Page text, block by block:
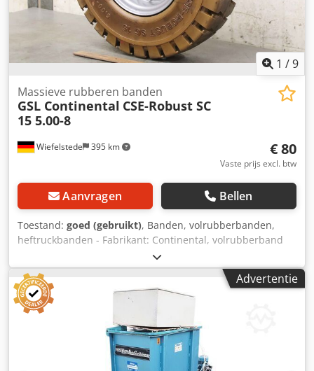
1 /9
Wiefelstede 395 km
Massieve rubberen banden
GSL Continental CSE-Robust SC
15 5.00-8
€ 80
Vaste prijs excl. btw
Aanvragen Bellen
Toestand: goed (gebruikt), Banden, volrubberbanden,
heftruckbanden - Fabrikant: Continental, volrubberband
CSE-Robust SC 15 van werkplatform GSL - Bandenmaat:
5.00-8/3.00 - Steekcirkel: Ø 110 x 15 mm - Binnenmaat: Ø
67 mm - Aantal: 1 stuk Dsdpfsizk Rhsx Ak Ajck - Afmeting:
Ø 460 x 125 mm - Gewicht: 20 kg
Advertentie